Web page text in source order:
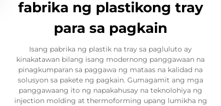
fabrika ng plastikong tray
para sa pagkain
Isang pabrika ng plastik na tray sa pagluluto ay
kinakatawan bilang isang modernong panggawaan na
pinagkumparan sa paggawa ng mataas na kalidad na
solusyon sa pakete ng pagkain. Gumagamit ang mga
panggawaang ito ng napakahusay na teknolohiya ng
injection molding at thermoforming upang lumikha ng